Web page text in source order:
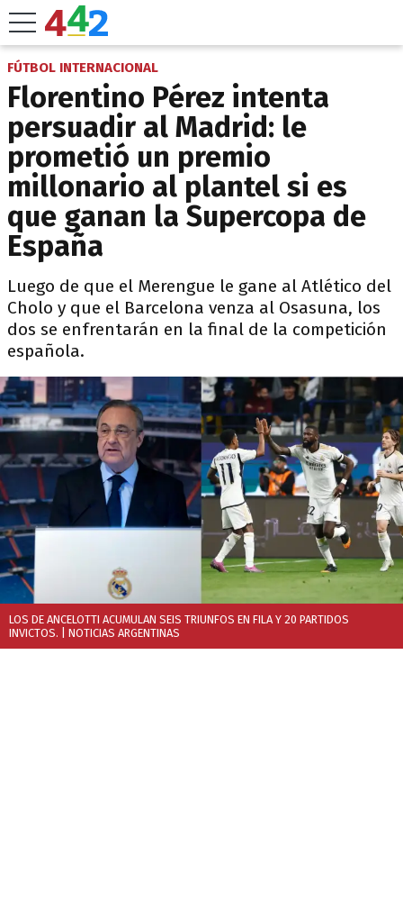
FÚTBOL INTERNACIONAL
Florentino Pérez intenta
persuadir al Madrid: le
prometió un premio
millonario al plantel si es
que ganan la Supercopa de
España
Luego de que el Merengue le gane al Atlético del
Cholo y que el Barcelona venza al Osasuna, los
dos se enfrentarán en la final de la competición
española.
LOS DE ANCELOTTI ACUMULAN SEIS TRIUNFOS EN FILA Y 20 PARTIDOS
INVICTOS. | NOTICIAS ARGENTINAS